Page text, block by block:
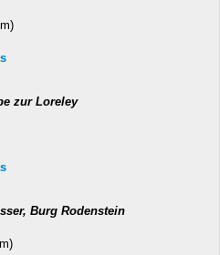
zur Loreley
Burg Rodenstein